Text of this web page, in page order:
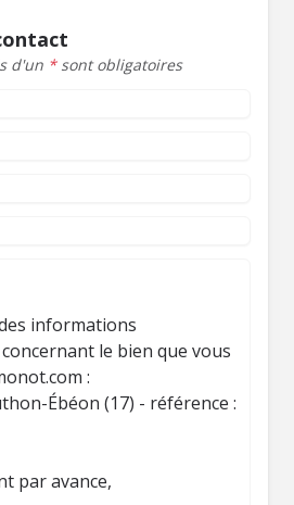
d'un *sont obligatoires